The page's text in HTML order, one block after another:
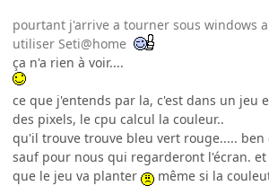
pourtant j'arrive a tourner sous windows
utiliser Seti@home
ça n'a rien à voir....
ce que j'entends par la, c'est dans un jeu
des pixels, le cpu calcul la couleur..
qu'il trouve trouve bleu vert rouge..... ben
sauf pour nous qui regarderont l'écran. et
que le jeu va planter
même si la